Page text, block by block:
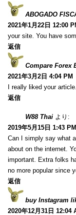
ABOGADO
2021年1月22日 12:00
your site. You have
返信
Compare Forex
2021年3月2日 4:04 PM
I really liked your
返信
W88 Thai より:
2019年5月15日 1:43 PM
Can I simply say what
about on the internet.
important. Extra folks
no more popular since
返信
buy Instagram
2020年12月31日 12:04